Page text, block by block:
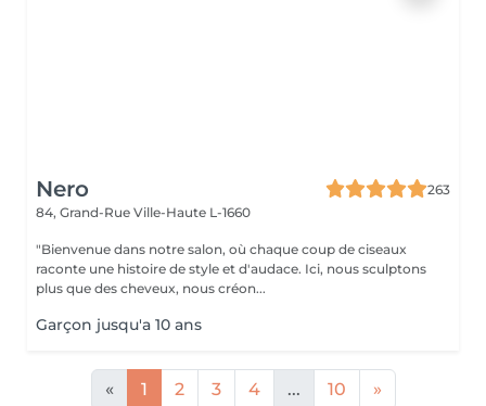
Nero
263
84, Grand-Rue Ville-Haute L-1660
"Bienvenue dans notre salon, où chaque coup de ciseaux
raconte une histoire de style et d'audace. Ici, nous sculptons
plus que des cheveux, nous créon...
Garçon jusqu'a 10 ans
« 1 2 3 4 ... 10 »